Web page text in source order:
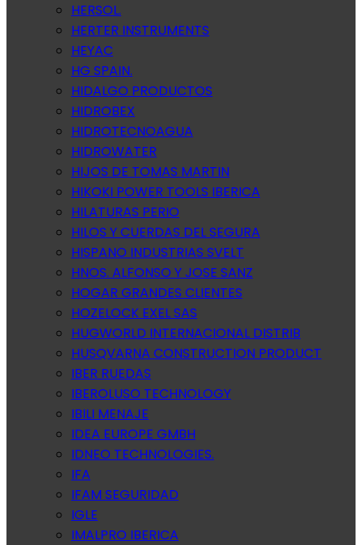
HERSOL.
HERTER INSTRUMENTS
HEYAC
HG SPAIN.
HIDALGO PRODUCTOS
HIDROBEX
HIDROTECNOAGUA
HIDROWATER
HIJOS DE TOMAS MARTIN
HIKOKI POWER TOOLS IBERICA
HILATURAS PERIO
HILOS Y CUERDAS DEL SEGURA
HISPANO INDUSTRIAS SVELT
HNOS. ALFONSO Y JOSE SANZ
HOGAR GRANDES CLIENTES
HOZELOCK EXEL SAS
HUGWORLD INTERNACIONAL DISTRIB
HUSQVARNA CONSTRUCTION PRODUCT
IBER RUEDAS
IBEROLUSO TECHNOLOGY
IBILI MENAJE
IDEA EUROPE GMBH
IDNEO TECHNOLOGIES.
IFA
IFAM SEGURIDAD
IGLE
IMALPRO IBERICA